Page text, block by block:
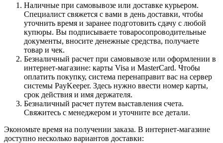
Наличные при самовывозе или доставке курьером.
Специалист свяжется с вами в день доставки, чтобы
уточнить время и заранее подготовить сдачу с любой
купюры. Вы подписываете товаросопроводительные
документы, вносите денежные средства, получаете
товар и чек.
Безналичный расчет при самовывозе или оформлении в
интернет-магазине: карты Visa и MasterCard. Чтобы
оплатить покупку, система перенаправит вас на сервер
системы PayKeeper. Здесь нужно ввести номер карты,
срок действия и имя держателя.
Безналичный расчет путем выставления счета.
Свяжитесь с менеджером и уточните все детали.
Экономьте время на получении заказа. В интернет-магазине
доступно несколько вариантов доставки: